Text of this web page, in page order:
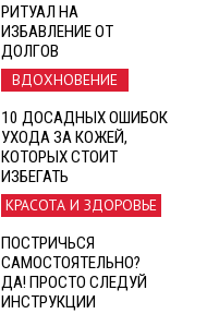
РИТУАЛ НА
ИЗБАВЛЕНИЕ ОТ
ДОЛГОВ
ВДОХНОВЕНИЕ
10 ДОСАДНЫХ ОШИБОК
УХОДА ЗА КОЖЕЙ,
КОТОРЫХ СТОИТ
ИЗБЕГАТЬ
КРАСОТА И ЗДОРОВЬЕ
ПОСТРИЧЬСЯ
САМОСТОЯТЕЛЬНО?
ДА! ПРОСТО СЛЕДУЙ
ИНСТРУКЦИИ